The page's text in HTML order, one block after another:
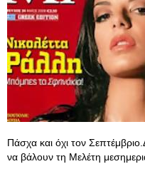
Πάσχα και όχι τον
να βάλουν τη Μελέτη